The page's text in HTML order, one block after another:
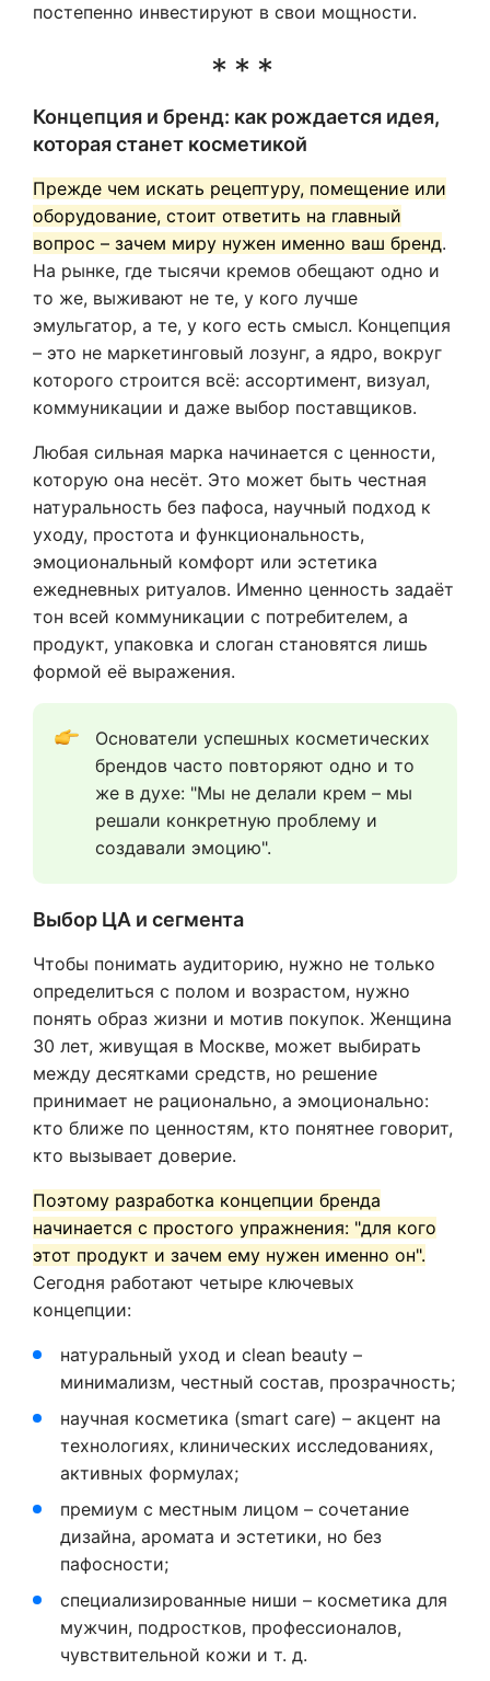
постепенно инвестируют в свои мощности.
Концепция и бренд: как рождается идея,
которая станет косметикой
Прежде чем искать рецептуру, помещение или
оборудование, стоит ответить на главный
вопрос – зачем миру нужен именно ваш бренд.
На рынке, где тысячи кремов обещают одно и
то же, выживают не те, у кого лучше
эмульгатор, а те, у кого есть смысл. Концепция
– это не маркетинговый лозунг, а ядро, вокруг
которого строится всё: ассортимент, визуал,
коммуникации и даже выбор поставщиков.
Любая сильная марка начинается с ценности,
которую она несёт. Это может быть честная
натуральность без пафоса, научный подход к
уходу, простота и функциональность,
эмоциональный комфорт или эстетика
ежедневных ритуалов. Именно ценность задаёт
тон всей коммуникации с потребителем, а
продукт, упаковка и слоган становятся лишь
формой её выражения.
Основатели успешных косметических
брендов часто повторяют одно и то
же в духе: "Мы не делали крем – мы
решали конкретную проблему и
создавали эмоцию".
Выбор ЦА и сегмента
Чтобы понимать аудиторию, нужно не только
определиться с полом и возрастом, нужно
понять образ жизни и мотив покупок. Женщина
30 лет, живущая в Москве, может выбирать
между десятками средств, но решение
принимает не рационально, а эмоционально:
кто ближе по ценностям, кто понятнее говорит,
кто вызывает доверие.
Поэтому разработка концепции бренда
начинается с простого упражнения: "для кого
этот продукт и зачем ему нужен именно он".
Сегодня работают четыре ключевых
концепции:
натуральный уход и clean beauty –
минимализм, честный состав, прозрачность;
научная косметика (smart care) – акцент на
технологиях, клинических исследованиях,
активных формулах;
премиум с местным лицом – сочетание
дизайна, аромата и эстетики, но без
пафосности;
специализированные ниши – косметика для
мужчин, подростков, профессионалов,
чувствительной кожи и т. д.